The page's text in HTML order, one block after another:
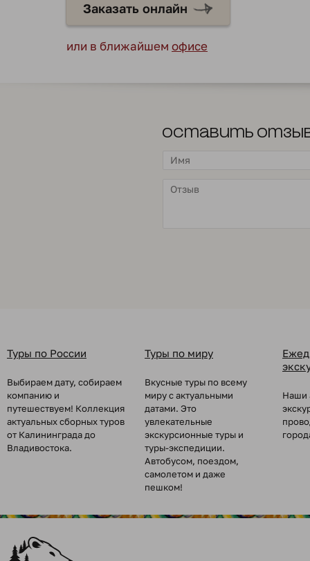
Заказать онлайн
или в ближайшем офисе
Оставить
Туры по России
Выбираем дату, собираем
компанию и
путешествуем! Коллекция
актуальных сборных туров
от Калининграда до
Владивостока.
Туры по миру
Вкусные туры по всему
миру с актуальными
датами. Это
увлекательные
экскурсионные туры и
туры-экспедиции.
Автобусом, поездом,
самолетом и даже
пешком!
Наши